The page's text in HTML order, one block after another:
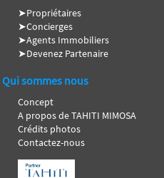
➤Propriétaires
➤Concierges
➤Agents Immobiliers
➤Devenez Partenaire
Qui sommes nous
Concept
A propos de TAHITI MIMOSA
Crédits photos
Contactez-nous